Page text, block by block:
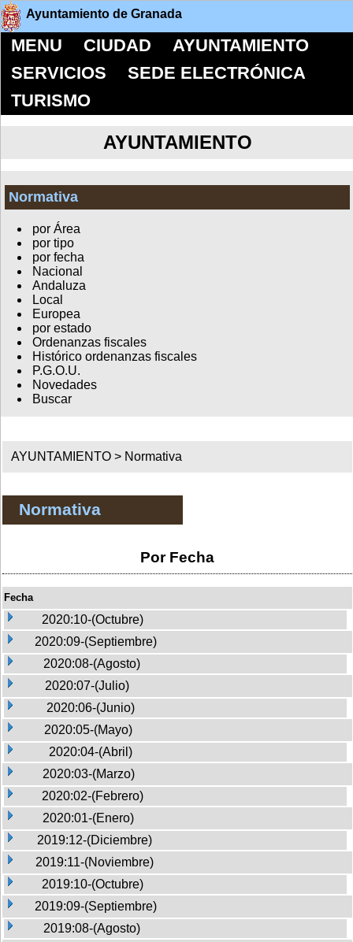
Ayuntamiento de Granada
MENU CIUDAD
AYUNTAMIENTO
SERVICIOS
SEDE ELECTRÓNICA
TURISMO
AYUNTAMIENTO
Normativa
por Área
por tipo
por fecha
Nacional
Andaluza
Local
Europea
por estado
Ordenanzas fiscales
Histórico ordenanzas fiscales
P.G.O.U.
Novedades
Buscar
AYUNTAMIENTO > Normativa
Normativa
Por Fecha
Fecha
2020:10-(Octubre)
2020:09-(Septiembre)
2020:08-(Agosto)
2020:07-(Julio)
2020:06-(Junio)
2020:05-(Mayo)
2020:04-(Abril)
2020:03-(Marzo)
2020:02-(Febrero)
2020:01-(Enero)
2019:12-(Diciembre)
2019:11-(Noviembre)
2019:10-(Octubre)
2019:09-(Septiembre)
2019:08-(Agosto)